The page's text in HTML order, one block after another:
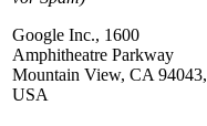
Google Inc., 1600
Amphitheatre Parkway
Mountain View, CA 94043,
USA